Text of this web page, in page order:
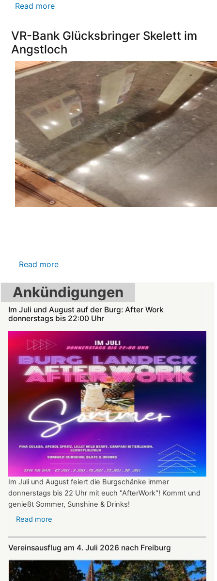
Read more
ins
Mittelalter
begeistert
die
Teilnehmer:innen
VR-Bank Glücksbringer Skelett im
Angstloch
Read more
Bank
Glücksbringer
Skelett
im
Ankündigungen
Im Juli und August auf der Burg: After Work
donnerstags bis 22:00 Uhr
Im Juli und August feiert die Burgschänke immer
donnerstags bis 22 Uhr mit euch "AfterWork"! Kommt und
genießt Sommer, Sunshine & Drinks!
Read more
und
August
Vereinsausflug am 4. Juli 2026 nach Freiburg